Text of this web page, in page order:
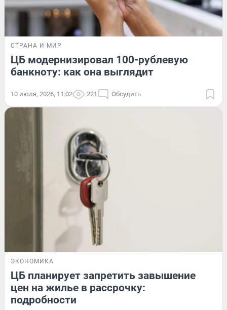
СТРАНА И МИР
ЦБ модернизировал 100-рублевую
банкноту: как она выглядит
10 июля, 2026, 11:02 221 Обсудить
ЭКОНОМИКА
ЦБ планирует запретить завышение
цен на жилье в рассрочку:
подробности